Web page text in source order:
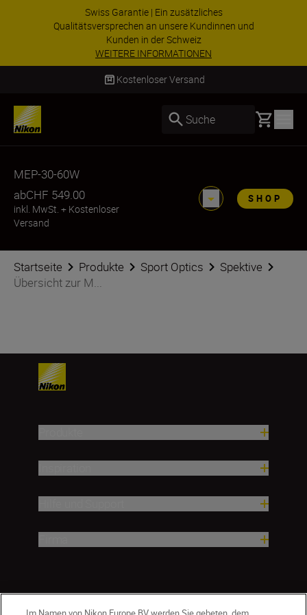
Swiss Garantie | Ein zusätzliches
Qualitätsversprechen an unsere Kundinnen und
Kunden in der Schweiz
WEITERE INFORMATIONEN
Kostenloser Versand
Suche Basket
MEP-30-60W
abCHF 549.00
inkl. MwSt. + Kostenloser
Versand
SHOP
Startseite Produkte Sport Optics
Spektive
Übersicht zur M...